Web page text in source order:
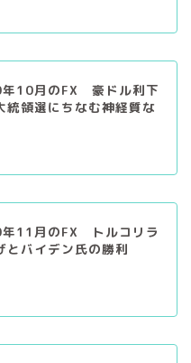
10月のFX 豪ドル利下
統領選にちなむ神経質な
11月のFX トルコリラ
とバイデン氏の勝利